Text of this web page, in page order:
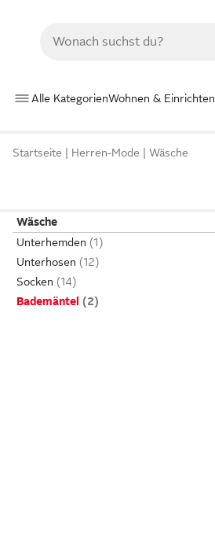
Alle KategorienWohnen & Einrichten
Startseite Herren-Mode Wäsche
Wäsche
Unterhemden
Unterhosen
Socken
Bademäntel